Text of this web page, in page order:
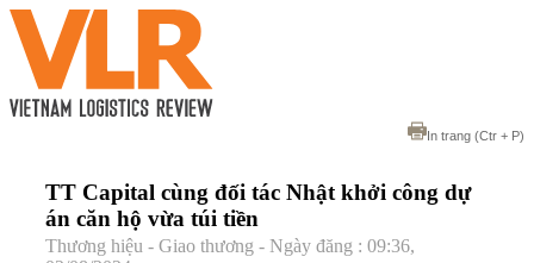
In trang (Ctr + P)
TT Capital cùng đối tác Nhật khởi công dự
án căn hộ vừa túi tiền
Thương hiệu - Giao thương - Ngày đăng : 09:36,